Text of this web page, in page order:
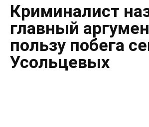
Криминалист
главный
пользу побега
Усольцевых